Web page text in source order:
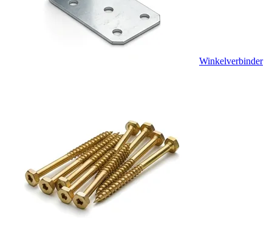
Winkelverbinder